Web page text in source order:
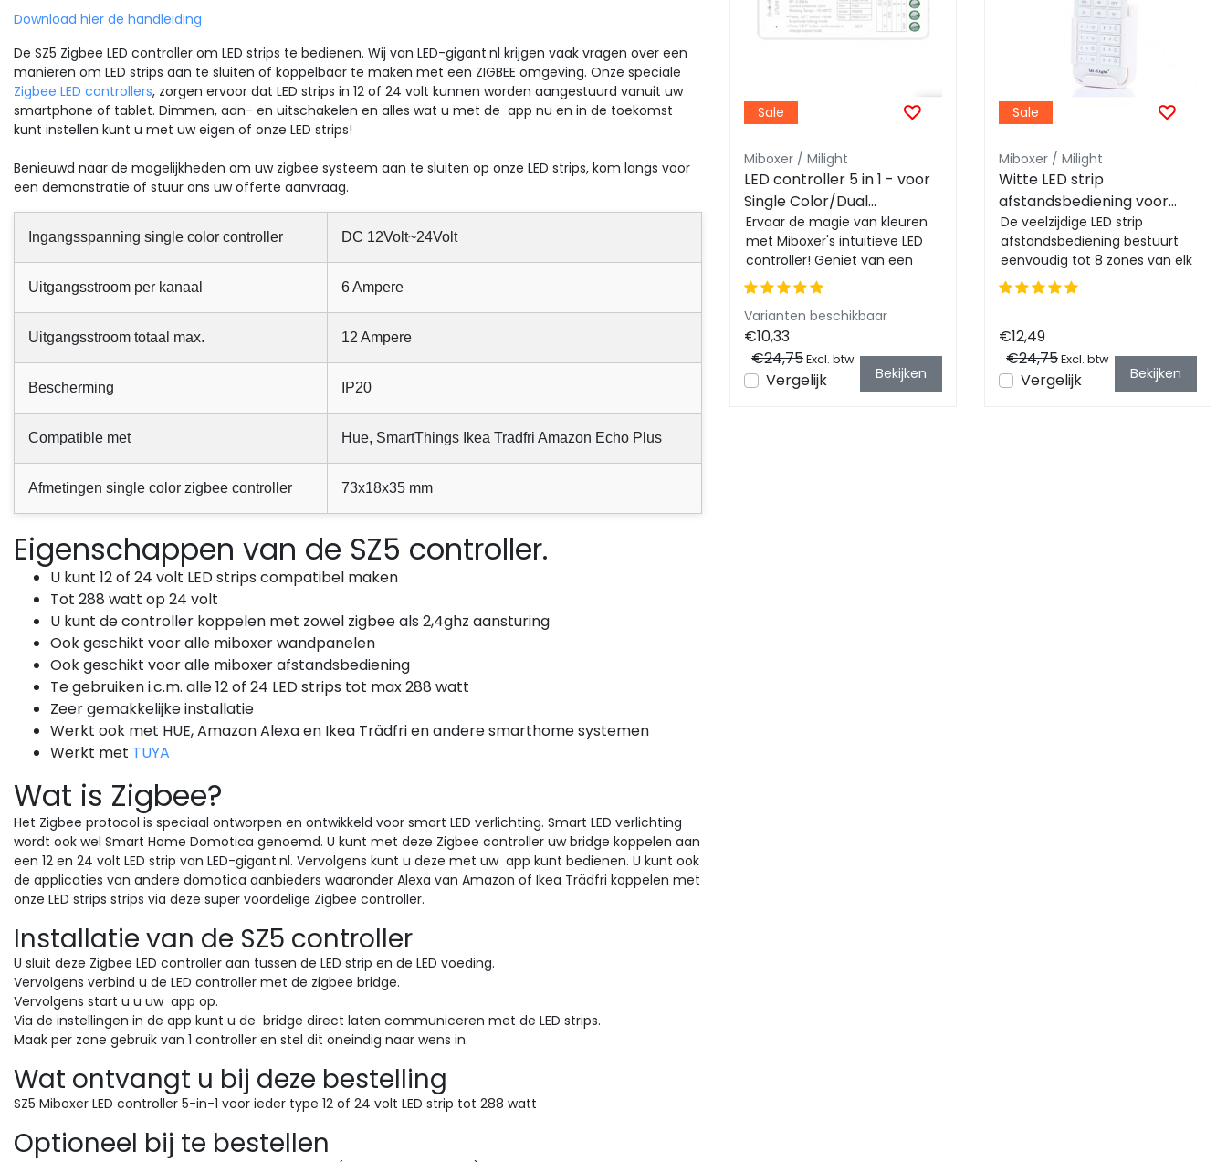
Download hier de handleiding
De SZ5 Zigbee LED controller om LED strips te bedienen. Wij van LED-gigant.nl krijgen vaak vragen over een
manieren om LED strips aan te sluiten of koppelbaar te maken met een ZIGBEE omgeving. Onze speciale
Zigbee LED controllers, zorgen ervoor dat LED strips in 12 of 24 volt kunnen worden aangestuurd vanuit uw
smartphone of tablet. Dimmen, aan- en uitschakelen en alles wat u met de app nu en in de toekomst
kunt instellen kunt u met uw eigen of onze LED strips!
Benieuwd naar de mogelijkheden om uw zigbee systeem aan te sluiten op onze LED strips, kom langs voor
een demonstratie of stuur ons uw offerte aanvraag.
Ingangsspanning single color controller DC 12Volt~24Volt
Uitgangsstroom per kanaal 6 Ampere
Uitgangsstroom totaal max. 12 Ampere
Bescherming IP20
Compatible met Hue, SmartThings Ikea Tradfri Amazon Echo Plus
Afmetingen single color zigbee controller 73x18x35 mm
Eigenschappen van de SZ5 controller.
U kunt 12 of 24 volt LED strips compatibel maken
Tot 288 watt op 24 volt
U kunt de controller koppelen met zowel zigbee als 2,4ghz aansturing
Ook geschikt voor alle miboxer wandpanelen
Ook geschikt voor alle miboxer afstandsbediening
Te gebruiken i.c.m. alle 12 of 24 LED strips tot max 288 watt
Zeer gemakkelijke installatie
Werkt ook met HUE, Amazon Alexa en Ikea Trädfri en andere smarthome systemen
Werkt met TUYA
Wat is Zigbee?
Het Zigbee protocol is speciaal ontworpen en ontwikkeld voor smart LED verlichting. Smart LED verlichting
wordt ook wel Smart Home Domotica genoemd. U kunt met deze Zigbee controller uw bridge koppelen aan
een 12 en 24 volt LED strip van LED-gigant.nl. Vervolgens kunt u deze met uw app kunt bedienen. U kunt ook
de applicaties van andere domotica aanbieders waaronder Alexa van Amazon of Ikea Trädfri koppelen met
onze LED strips strips via deze super voordelige Zigbee controller.
Installatie van de SZ5 controller
U sluit deze Zigbee LED controller aan tussen de LED strip en de LED voeding.
Vervolgens verbind u de LED controller met de zigbee bridge.
Vervolgens start u u uw app op.
Via de instellingen in de app kunt u de bridge direct laten communiceren met de LED strips.
Maak per zone gebruik van 1 controller en stel dit oneindig naar wens in.
Wat ontvangt u bij deze bestelling
SZ5 Miboxer LED controller 5-in-1 voor ieder type 12 of 24 volt LED strip tot 288 watt
Optioneel bij te bestellen
strips Luksus
strip RGBWW 14,4W
met deze
en veelzijdige 5
RGBWW LED strip.
RGB kleuren met
Excl. btw
Vergelijk
LED strips Luksus
PRO RGBWW - 2700K LED
strip 19,2W 1250LM 24VDC
verlichting met de veelzijdige
PRO RGBWW RGB+2700K extra
warm wit in 1 LED-strip. Deze
Vergelijk
Sale
LED strips Luksus
PRO LUMEN RGBWW LED
strip. Deze 5 meter lange strip
Varianten beschikbaar
€71,03Excl. btw
Sale
Miboxer / Milight
LED controller 5 in 1 - voor
Single Color/Dual
White/RGB/RGBW/RGBWW/RGBCCT
LED strips 12-24v - SR5
Ervaar de magie van kleuren
met Miboxer's intuïtieve LED
controller! Geniet van een
naadloze bediening over uw
Single Co...
Varianten beschikbaar
€10,33
€24,75Excl. btw
Vergelijk Bekijken
Sale
Miboxer / Milight
Witte LED strip
afstandsbediening voor
ieder type LED - 8 zones -
FUT090 WIT
De veelzijdige LED strip
afstandsbediening bestuurt
eenvoudig tot 8 zones van elk
type LED strip. Ideaal voor
RGB/RGBW/R...
€12,49
€24,75Excl. btw
Vergelijk Bekijken